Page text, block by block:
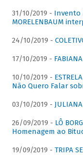
31/10/2019 - Invento
MORELENBAUM
24/10/2019 -
17/10/2019 -
10/10/2019 -
Não Quero Falar
03/10/2019 -
26/09/2019 - LÔ
Homenagem ao
19/09/2019 - TRIPA